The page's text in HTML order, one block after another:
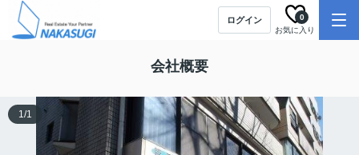
ログイン
お気に入り
0
会社概要
1/1